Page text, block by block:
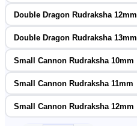
Double Dragon Rudraksha 12mm
Double Dragon Rudraksha 13mm
Small Cannon Rudraksha 10mm
Small Cannon Rudraksha 11mm
Small Cannon Rudraksha 12mm